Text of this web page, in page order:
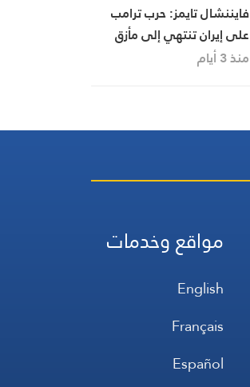
فايننشال تايمز: حرب ترامب
على إيران تنتهي إلى مأزق
استراتيجي… وهرمز يتحول
منذ 3 أيام
مواقع وخدمات
English
Français
Español